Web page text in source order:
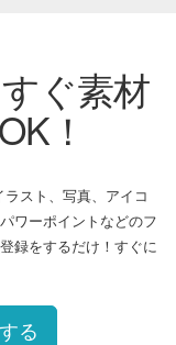
ぐ素材
！
スト、写真、アイコ
ワーポイントなどのフ
録をするだけ！すぐに
る